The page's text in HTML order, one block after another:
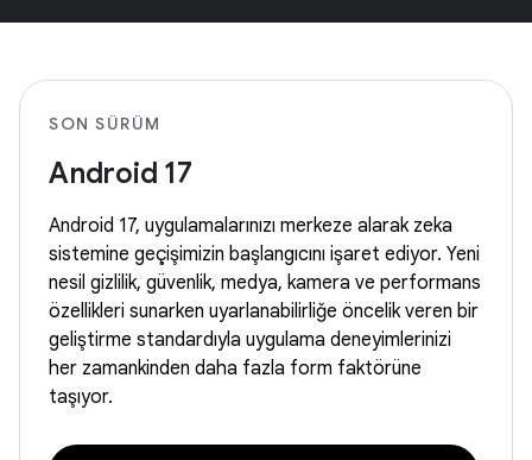
SON SÜRÜM
Android 17
Android 17, uygulamalarınızı merkeze alarak zeka
sistemine geçişimizin başlangıcını işaret ediyor. Yeni
nesil gizlilik, güvenlik, medya, kamera ve performans
özellikleri sunarken uyarlanabilirliğe öncelik veren bir
geliştirme standardıyla uygulama deneyimlerinizi
her zamankinden daha fazla form faktörüne
taşıyor.